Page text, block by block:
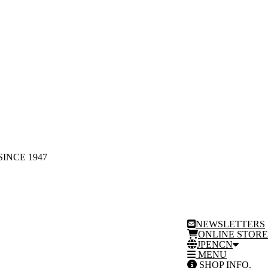
1947
NEWSLETTERS
ONLINE STORE
JPENCN
MENU
SHOP INFO.